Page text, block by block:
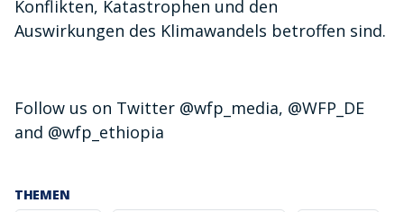
Konflikten, Katastrophen und den
Auswirkungen des Klimawandels betroffen sind.
Follow us on Twitter @wfp_media, @WFP_DE
and @wfp_ethiopia
THEMEN